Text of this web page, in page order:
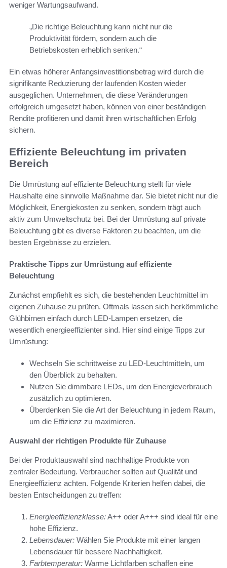
weniger Wartungsaufwand.
„Die richtige Beleuchtung kann nicht nur die
Produktivität fördern, sondern auch die
Betriebskosten erheblich senken.“
Ein etwas höherer Anfangsinvestitionsbetrag wird durch die
signifikante Reduzierung der laufenden Kosten wieder
ausgeglichen. Unternehmen, die diese Veränderungen
erfolgreich umgesetzt haben, können von einer beständigen
Rendite profitieren und damit ihren wirtschaftlichen Erfolg
sichern.
Effiziente Beleuchtung im privaten
Bereich
Die Umrüstung auf effiziente Beleuchtung stellt für viele
Haushalte eine sinnvolle Maßnahme dar. Sie bietet nicht nur die
Möglichkeit, Energiekosten zu senken, sondern trägt auch
aktiv zum Umweltschutz bei. Bei der Umrüstung auf private
Beleuchtung gibt es diverse Faktoren zu beachten, um die
besten Ergebnisse zu erzielen.
Praktische Tipps zur Umrüstung auf effiziente
Beleuchtung
Zunächst empfiehlt es sich, die bestehenden Leuchtmittel im
eigenen Zuhause zu prüfen. Oftmals lassen sich herkömmliche
Glühbirnen einfach durch LED-Lampen ersetzen, die
wesentlich energieeffizienter sind. Hier sind einige Tipps zur
Umrüstung:
Wechseln Sie schrittweise zu LED-Leuchtmitteln, um
den Überblick zu behalten.
Nutzen Sie dimmbare LEDs, um den Energieverbrauch
zusätzlich zu optimieren.
Überdenken Sie die Art der Beleuchtung in jedem Raum,
um die Effizienz zu maximieren.
Auswahl der richtigen Produkte für Zuhause
Bei der Produktauswahl sind nachhaltige Produkte von
zentraler Bedeutung. Verbraucher sollten auf Qualität und
Energieeffizienz achten. Folgende Kriterien helfen dabei, die
besten Entscheidungen zu treffen:
Energieeffizienzklasse:A++ oder A+++ sind ideal für eine
hohe Effizienz.
Lebensdauer: Wählen Sie Produkte mit einer langen
Lebensdauer für bessere Nachhaltigkeit.
Farbtemperatur: Warme Lichtfarben schaffen eine